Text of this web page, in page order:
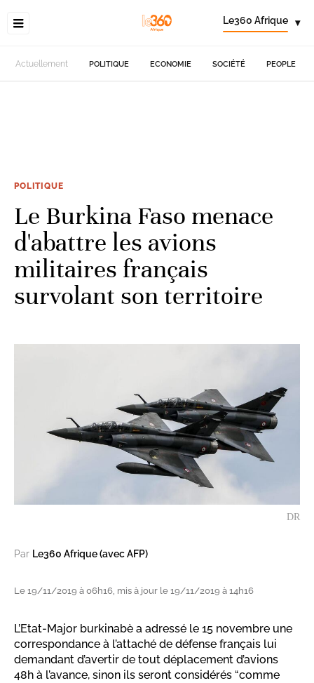
Le360 Afrique ▾
Actuellement POLITIQUE ECONOMIE SOCIÉTÉ PEOPLE
POLITIQUE
Le Burkina Faso menace
d'abattre les avions
militaires français
survolant son territoire
DR
Par Le360 Afrique (avec AFP)
Le 19/11/2019 à 06h16, mis à jour le 19/11/2019 à 14h16
L’Etat-Major burkinabè a adressé le 15 novembre une
correspondance à l’attaché de défense français lui
demandant d’avertir de tout déplacement d’avions
48h à l’avance, sinon ils seront considérés “comme